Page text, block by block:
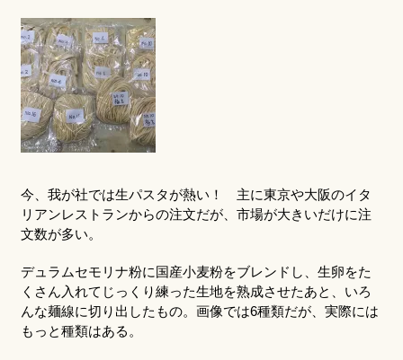
今、我が社では生パスタが熱い！ 主に東京や大阪のイタ
リアンレストランからの注文だが、市場が大きいだけに注
文数が多い。
デュラムセモリナ粉に国産小麦粉をブレンドし、生卵をた
くさん入れてじっくり練った生地を熟成させたあと、いろ
んな麺線に切り出したもの。画像では6種類だが、実際には
もっと種類はある。